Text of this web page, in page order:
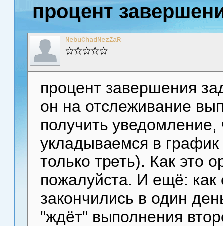
процент
NebuChadNezZaR
процент завершения
он на отслеживание
получить
укладываемся в
только треть). Как это
пожалуйста. И ещё: как
закончились в один
"ждёт" выполнения